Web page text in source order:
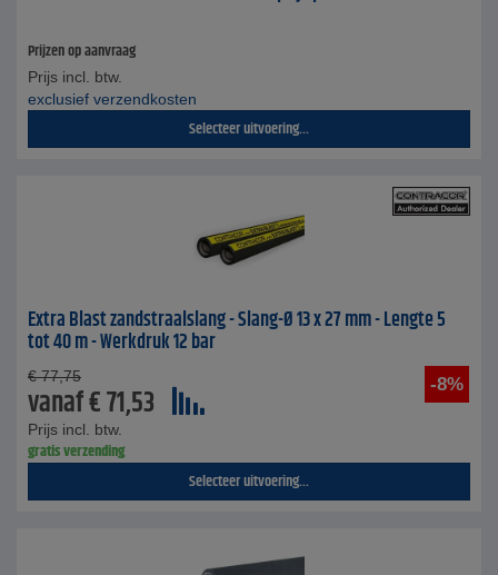
Prijzen op aanvraag
Prijs incl. btw.
exclusief verzendkosten
Selecteer uitvoering...
Extra Blast zandstraalslang - Slang-Ø 13 x 27 mm - Lengte 5
tot 40 m - Werkdruk 12 bar
-8%
€ 77,75
vanaf€71,53
Prijs incl. btw.
gratis verzending
Selecteer uitvoering...